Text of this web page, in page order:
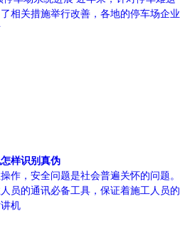
相关措施举行改善，各地的停车场企业
样识别真伪
作，安全问题是社会普遍关怀的问题。
员的通讯必备工具，保证着施工人员的
机